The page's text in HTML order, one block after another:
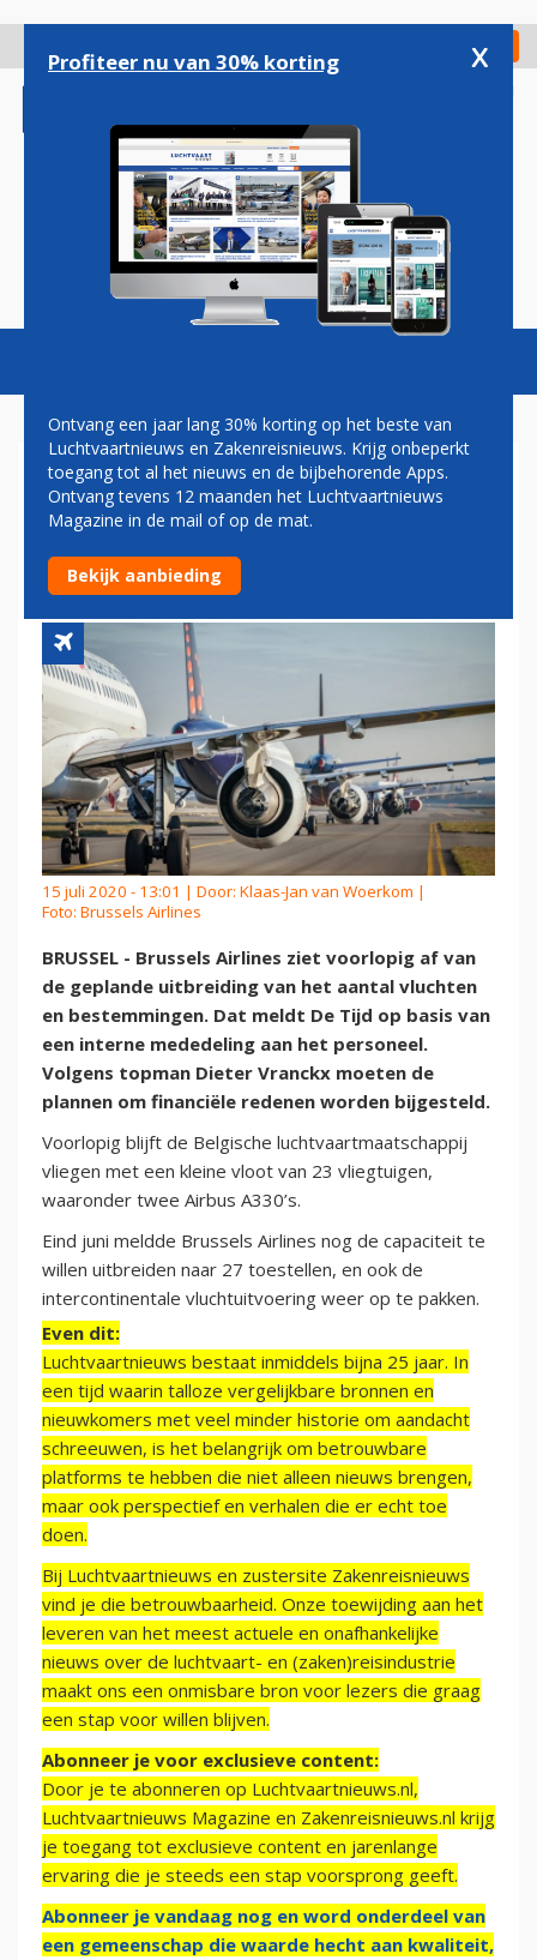
gaan
Check in
Magazine Podcasts Vacatures
BRUSSELS AIRLINES BREIDT
AANTAL VLUCHTEN
VOORLOPIG NIET UIT
15 juli 2020 - 13:01 | Door: Klaas-Jan van Woerkom |
Foto: Brussels Airlines
BRUSSEL - Brussels Airlines ziet voorlopig af van
de geplande uitbreiding van het aantal vluchten
en bestemmingen. Dat meldt De Tijd op basis van
een interne mededeling aan het personeel.
Volgens topman Dieter Vranckx moeten de
plannen om financiële redenen worden bijgesteld.
Voorlopig blijft de Belgische luchtvaartmaatschappij
vliegen met een kleine vloot van 23 vliegtuigen,
waaronder twee Airbus A330’s.
Eind juni meldde Brussels Airlines nog de capaciteit te
willen uitbreiden naar 27 toestellen, en ook de
intercontinentale vluchtuitvoering weer op te pakken.
Even dit:
Luchtvaartnieuws bestaat inmiddels bijna 25 jaar. In
een tijd waarin talloze vergelijkbare bronnen en
nieuwkomers met veel minder historie om aandacht
schreeuwen, is het belangrijk om betrouwbare
platforms te hebben die niet alleen nieuws brengen,
maar ook perspectief en verhalen die er echt toe
doen.
Bij Luchtvaartnieuws en zustersite Zakenreisnieuws
vind je die betrouwbaarheid. Onze toewijding aan het
leveren van het meest actuele en onafhankelijke
nieuws over de luchtvaart- en (zaken)reisindustrie
maakt ons een onmisbare bron voor lezers die graag
een stap voor willen blijven.
Abonneer je voor exclusieve content:
Door je te abonneren op Luchtvaartnieuws.nl,
Luchtvaartnieuws Magazine en Zakenreisnieuws.nl krijg
je toegang tot exclusieve content en jarenlange
ervaring die je steeds een stap voorsprong geeft.
Abonneer je vandaag nog en word onderdeel van
een gemeenschap die waarde hecht aan kwaliteit,
Profiteer nu van 30% korting x
Ontvang een jaar lang 30% korting op het beste van
Luchtvaartnieuws en Zakenreisnieuws. Krijg onbeperkt
toegang tot al het nieuws en de bijbehorende Apps.
Ontvang tevens 12 maanden het Luchtvaartnieuws
Magazine in de mail of op de mat.
Bekijk aanbieding